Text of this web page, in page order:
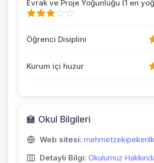
Evrak ve Proje Yoğunluğu (1 en
Öğrenci Disiplini
Kurum içi huzur
🏫 Okul Bilgileri
Web sitesi:
Detaylı Bilgi: Okulumuz